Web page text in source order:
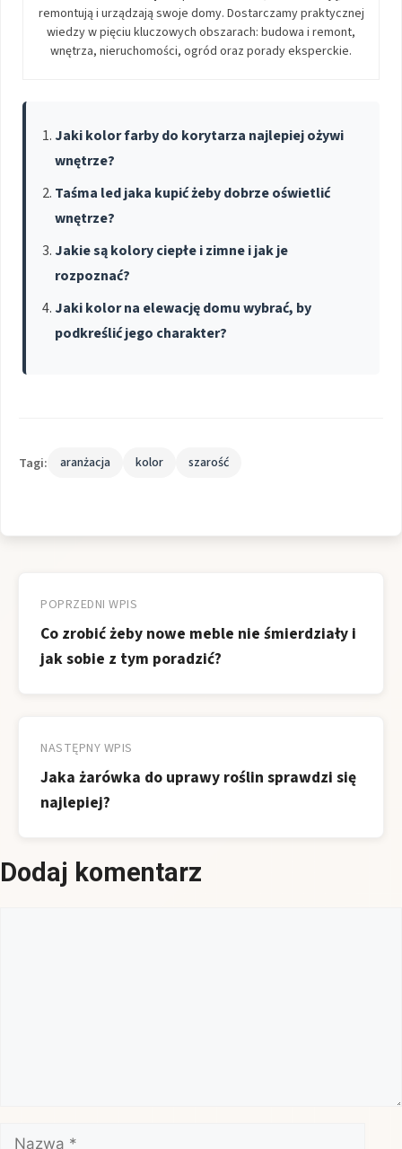
remontują i urządzają swoje domy. Dostarczamy praktycznej
wiedzy w pięciu kluczowych obszarach: budowa i remont,
wnętrza, nieruchomości, ogród oraz porady eksperckie.
Jaki kolor farby do korytarza najlepiej ożywi
wnętrze?
Taśma led jaka kupić żeby dobrze oświetlić
wnętrze?
Jakie są kolory ciepłe i zimne i jak je
rozpoznać?
Jaki kolor na elewację domu wybrać, by
podkreślić jego charakter?
Tagi: aranżacja kolor szarość
wpisu
POPRZEDNI WPIS
Co zrobić żeby nowe meble nie śmierdziały i
jak sobie z tym poradzić?
NASTĘPNY WPIS
Jaka żarówka do uprawy roślin sprawdzi się
najlepiej?
Dodaj komentarz
Nazwa